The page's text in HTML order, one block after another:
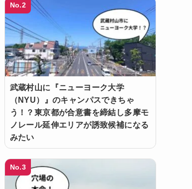
No.2
武蔵村山に『ニューヨーク大学
（NYU）』のキャンパスできちゃ
う！？東京都が合意書を締結し多摩モ
ノレール延伸エリアが誘致候補になる
みたい
No.3